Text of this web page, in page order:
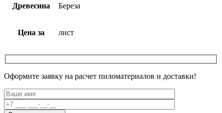
Древесина Береза
Цена за лист
Оформите заявку на расчет пиломатериалов и доставки!